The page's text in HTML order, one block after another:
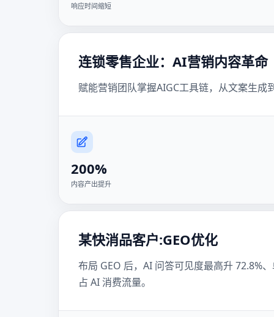
响应时间缩短
连锁零售企业：AI营销内容革命
赋能营销团队掌握AIGC工具链，从文案生
200%
内容产出提升
某快消品客户:GEO优化
布局 GEO 后，AI 问答可见度最高升 72.8%
占 AI 消费流量。